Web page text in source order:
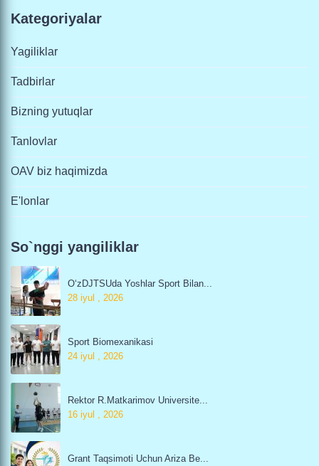
Kategoriyalar
Yagiliklar
Tadbirlar
Bizning yutuqlar
Tanlovlar
OAV biz haqimizda
E'lonlar
So`nggi yangiliklar
O‘zDJTSUda Yoshlar Sport Bilan...
28 iyul , 2026
Sport Biomexanikasi
24 iyul , 2026
Rektor R.Matkarimov Universite...
16 iyul , 2026
Grant Taqsimoti Uchun Ariza Be...